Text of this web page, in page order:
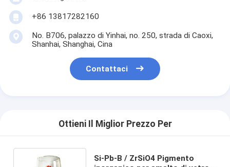
+86 13817282160
No. B706, palazzo di Yinhai, no. 250, strada di Caoxi,
Shanhai, Shanghai, Cina
Contattaci
Ottieni Il Miglior Prezzo Per
Si-Pb-B / ZrSiO4 Pigmento